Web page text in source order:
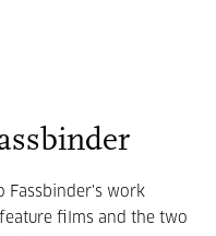
Fassbinder's work
films and the two